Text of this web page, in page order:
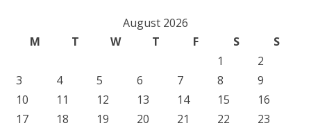
August 2026
M
T W T F S
S
1
2
3
4 5 6 7 8
9
10
11 12 13 14 15
16
17
18 19 20 21 22
23